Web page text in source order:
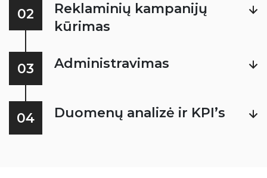
02
Reklaminių kampanijų
kūrimas
03 Administravimas
04 Duomenų analizė ir KPI’s